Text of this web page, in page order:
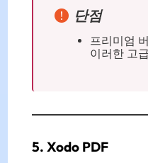
단점
프리미엄
이러한 고
5. Xodo PDF